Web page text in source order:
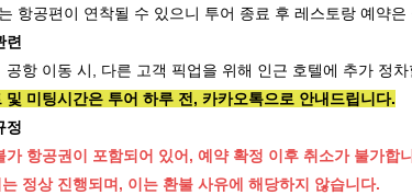
항공편이 연착될 수 있으니 투어 종료 후 레스토랑 예약은
련
항 이동 시, 다른 고객 픽업을 위해 인근 호텔에 추가 정차
및 미팅시간은 투어 하루 전, 카카오톡으로 안내드립니다.
정
가 항공권이 포함되어 있어, 예약 확정 이후 취소가 불가합
정상 진행되며, 이는 환불 사유에 해당하지 않습니다.